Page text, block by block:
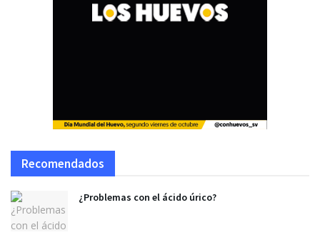
Recomendados
¿Problemas con el ácido úrico?